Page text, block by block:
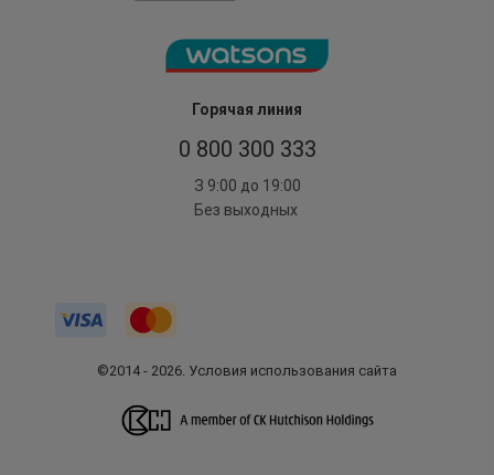
Горячая линия
0 800 300 333
З 9:00 до 19:00
Без выходных
©2014 - 2026. Условия использования сайта